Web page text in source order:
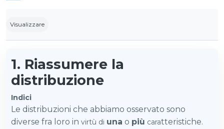
Visualizzare
1. Riassumere la
distribuzione
Indici
Le distribuzioni che abbiamo osservato sono
diverse fra loro in virtù di una o più caratteristiche.